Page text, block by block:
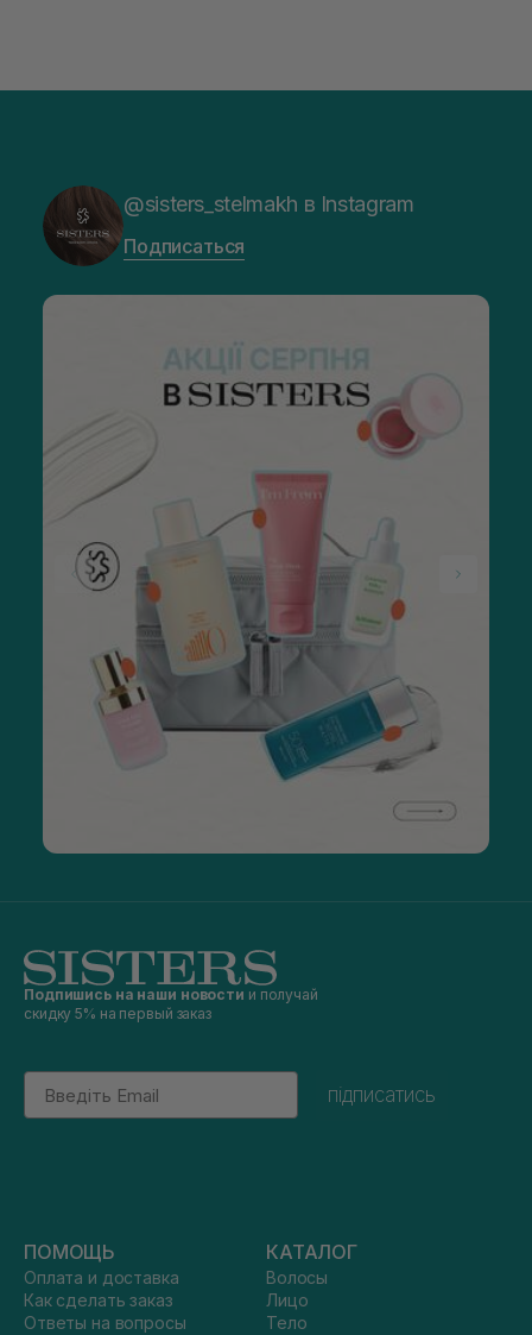
@sisters_stelmakh в Instagram
Подписаться
Подпишись на наши новости и получай
скидку 5% на первый заказ
Email
підписатись
ПОМОЩЬ
Оплата и доставка
Как сделать заказ
Ответы на вопросы
КАТАЛОГ
Волосы
Лицо
Тело